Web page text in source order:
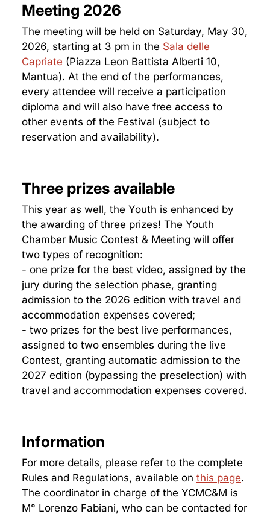
Meeting 2026
The meeting will be held on Saturday, May 30,
2026, starting at 3 pm in the Sala delle
Capriate (Piazza Leon Battista Alberti 10,
Mantua). At the end of the performances,
every attendee will receive a participation
diploma and will also have free access to
other events of the Festival (subject to
reservation and availability).
Three prizes available
This year as well, the Youth is enhanced by
the awarding of three prizes! The Youth
Chamber Music Contest & Meeting will offer
two types of recognition:
- one prize for the best video, assigned by the
jury during the selection phase, granting
admission to the 2026 edition with travel and
accommodation expenses covered;
- two prizes for the best live performances,
assigned to two ensembles during the live
Contest, granting automatic admission to the
2027 edition (bypassing the preselection) with
travel and accommodation expenses covered.
Information
For more details, please refer to the complete
Rules and Regulations, available on this page.
The coordinator in charge of the YCMC&M is
M° Lorenzo Fabiani, who can be contacted for